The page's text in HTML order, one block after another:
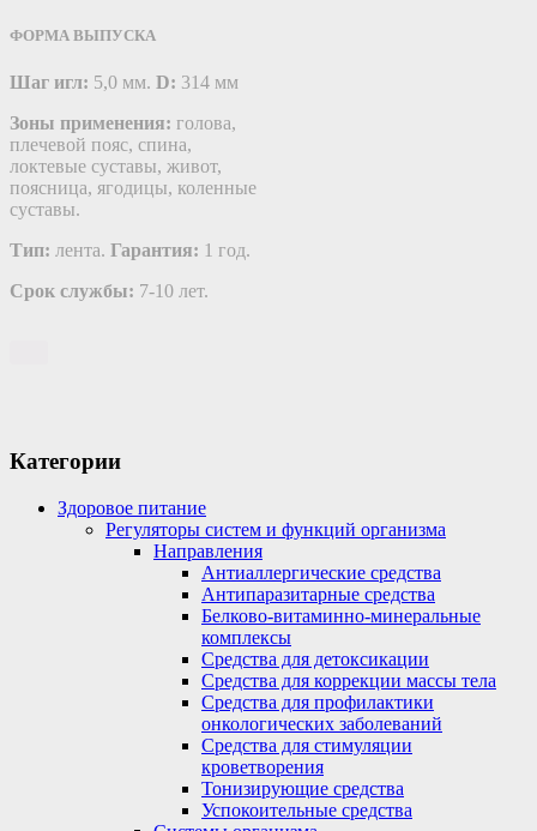
ФОРМА ВЫПУСКА
Шаг игл: 5,0 мм. D: 314 мм
Зоны применения: голова,
плечевой пояс, спина,
локтевые суставы, живот,
поясница, ягодицы, коленные
суставы.
Тип: лента. Гарантия: 1 год.
Срок службы: 7-10 лет.
Категории
Здоровое питание
Регуляторы систем и функций организма
Направления
Антиаллергические средства
Антипаразитарные средства
Белково-витаминно-минеральные
комплексы
Средства для детоксикации
Средства для коррекции массы тела
Средства для профилактики
онкологических заболеваний
Средства для стимуляции
кроветворения
Тонизирующие средства
Успокоительные средства